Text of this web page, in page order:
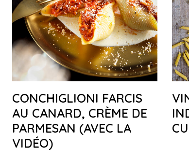
CONCHIGLIONI FARCIS
AU CANARD, CRÈME DE
PARMESAN (AVEC LA
VIDÉO)